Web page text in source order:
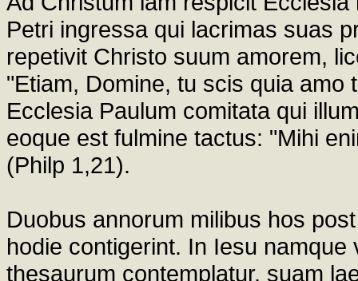
Petri ingressa qui lacrimas suas
repetivit Christo suum amorem,
"Etiam, Domine, tu scis quia amo
Ecclesia Paulum comitata qui
eoque est fulmine tactus: "Mihi
(Philp 1,21).
Duobus annorum milibus hos
hodie contigerint. In Iesu
thesaurum contemplatur, suam